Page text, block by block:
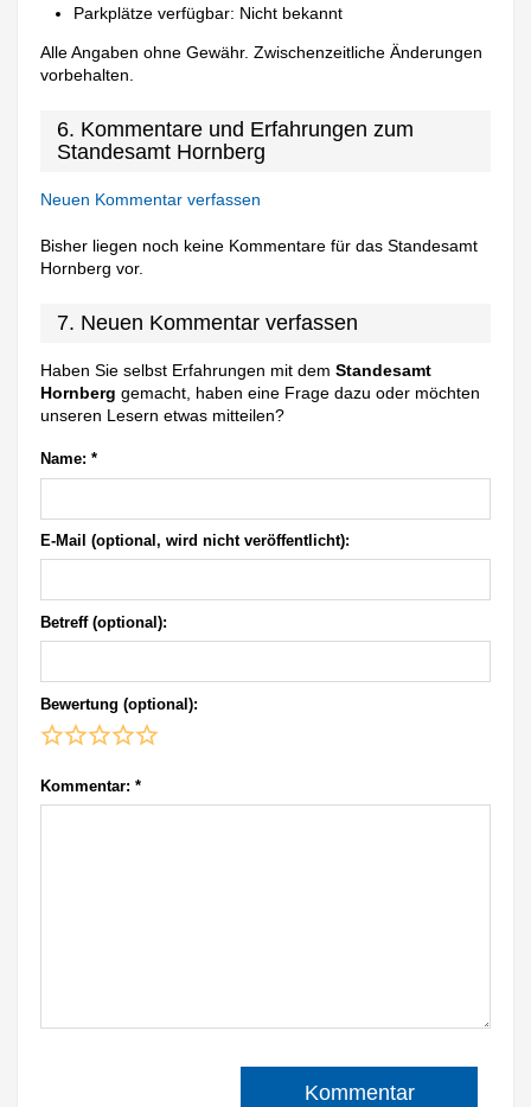
Parkplätze verfügbar: Nicht bekannt
Alle Angaben ohne Gewähr. Zwischenzeitliche Änderungen
vorbehalten.
6. Kommentare und Erfahrungen zum
Standesamt Hornberg
Neuen Kommentar verfassen
Bisher liegen noch keine Kommentare für das Standesamt
Hornberg vor.
7. Neuen Kommentar verfassen
Haben Sie selbst Erfahrungen mit demStandesamt
Hornberg gemacht, haben eine Frage dazu oder möchten
unseren Lesern etwas mitteilen?
Name: *
E-Mail (optional, wird nicht veröffentlicht):
Betreff (optional):
Bewertung (optional):
Kommentar: *
Kommentar